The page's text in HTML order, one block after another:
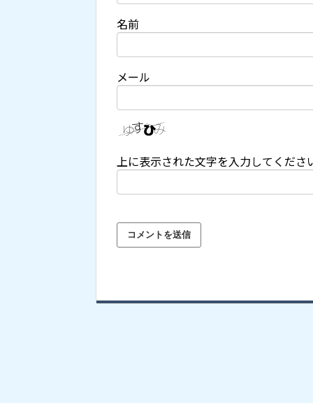
名前
メール
上に表示された文字を入力してくださ